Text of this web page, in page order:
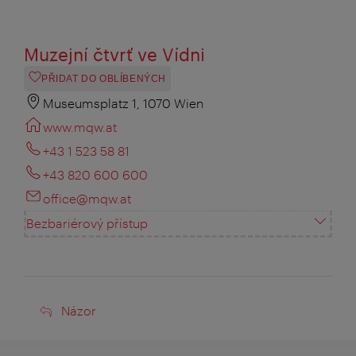
Muzejní čtvrť ve Vídni
PŘIDAT DO OBLÍBENÝCH
Museumsplatz 1, 1070 Wien
www.mqw.at
+43 1 523 58 81
+43 820 600 600
office@mqw.at
Bezbariérový přístup
Názor
Názor